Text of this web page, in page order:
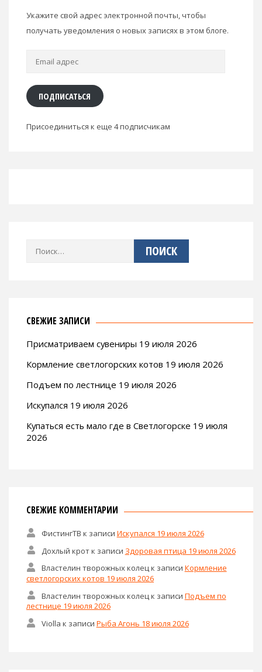
Укажите свой адрес электронной почты, чтобы
получать уведомления о новых записях в этом блоге.
Email
ПОДПИСАТЬСЯ
Присоединиться к еще 4 подписчикам
Найти:
СВЕЖИЕ ЗАПИСИ
Присматриваем сувениры 19 июля 2026
Кормление светлогорских котов 19 июля 2026
Подъем по лестнице 19 июля 2026
Искупался 19 июля 2026
Купаться есть мало где в Светлогорске 19 июля
2026
СВЕЖИЕ КОММЕНТАРИИ
ФистингТВ к записи Искупался 19 июля 2026
Дохлый кротк записи Здоровая птица 19 июля 2026
Властелин творожных колецк записи Кормление
светлогорских котов 19 июля 2026
Властелин творожных колец к записи Подъем по
лестнице 19 июля 2026
Violla к записи Рыба Агонь 18 июля 2026